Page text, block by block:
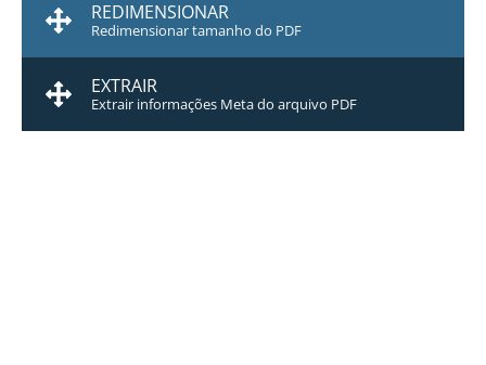
REDIMENSIONAR
Redimensionar tamanho do PDF
EXTRAIR
Extrair informações Meta do arquivo PDF